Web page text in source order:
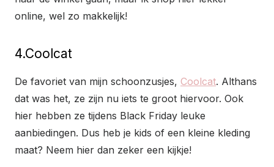
online, wel zo makkelijk!
4.Coolcat
De favoriet van mijn schoonzusjes, Coolcat. Althans
dat was het, ze zijn nu iets te groot hiervoor. Ook
hier hebben ze tijdens Black Friday leuke
aanbiedingen. Dus heb je kids of een kleine kleding
maat? Neem hier dan zeker een kijkje!